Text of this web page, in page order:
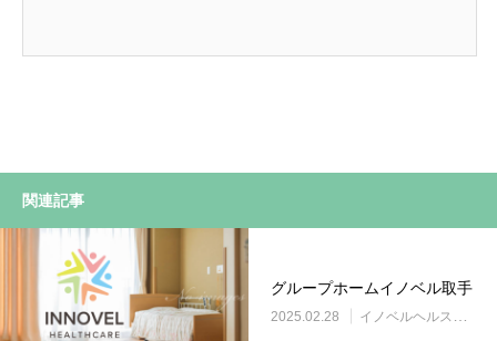
関連記事
グループホームイノベル取手
2025.02.28 イノベルヘルスケア事業所